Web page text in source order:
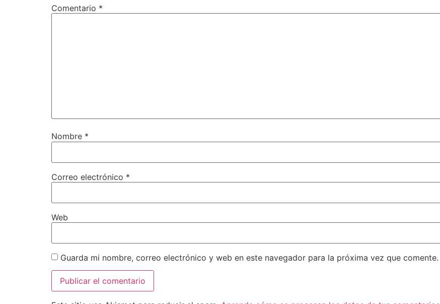
Comentario *
Nombre *
Correo electrónico *
Web
Guarda mi nombre, correo electrónico y web en este navegador para la próxima vez que comente.